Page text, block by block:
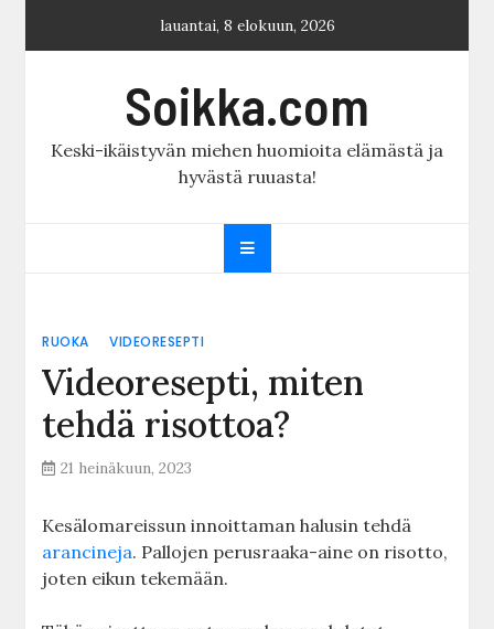
lauantai, 8 elokuun, 2026
Soikka.com
Keski-ikäistyvän miehen huomioita elämästä ja
hyvästä ruuasta!
RUOKA VIDEORESEPTI
Videoresepti, miten
tehdä risottoa?
21 heinäkuun, 2023
Kesälomareissun innoittaman halusin tehdä
arancineja. Pallojen perusraaka-aine on risotto,
joten eikun tekemään.